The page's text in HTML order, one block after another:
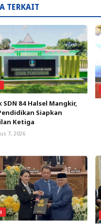
TERKAIT
SDN 84 Halsel Mangkir,
Siapkan
Ketiga
7, 2026